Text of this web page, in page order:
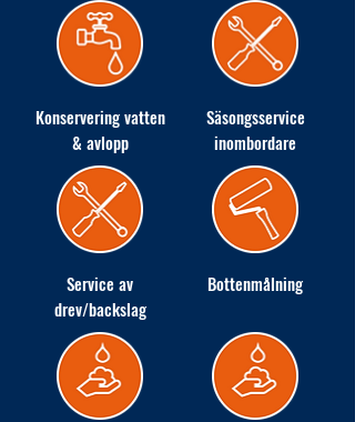
Konservering vatten
& avlopp
Säsongsservice
inombordare
Service av
drev/backslag
Bottenmålning